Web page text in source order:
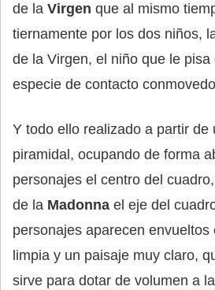
de la Virgen que al mismo
tiernamente por los dos niños,
de la Virgen, el niño que le pisa
especie de contacto
Y todo ello realizado a partir de
piramidal, ocupando de forma
personajes el centro del
de la Madonna el eje del
personajes aparecen envueltos
limpia y un paisaje muy claro,
sirve para dotar de volumen a